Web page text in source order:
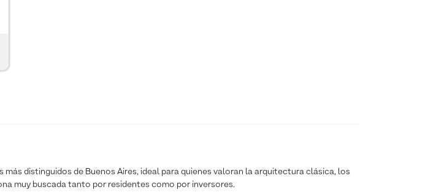
distinguidos de Buenos Aires, ideal para quienes valoran la arquitectura clásica, los
muy buscada tanto por residentes como por inversores.